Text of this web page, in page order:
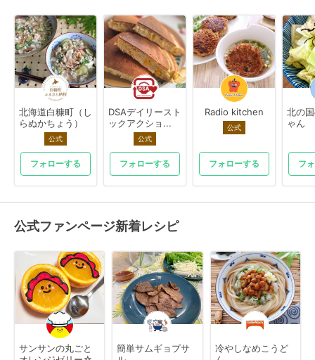
北海道白糠町（し
らぬかちょう）
公式
フォローする
DSAデイリースト
ックアクショ...
公式
フォローする
Radio kitchen
公式
フォローする
北の
ゃん
フ
公式ファンページ新着レシピ
サンサンの丸ごと
簡単サムギョプサ
冷やしなめこうど